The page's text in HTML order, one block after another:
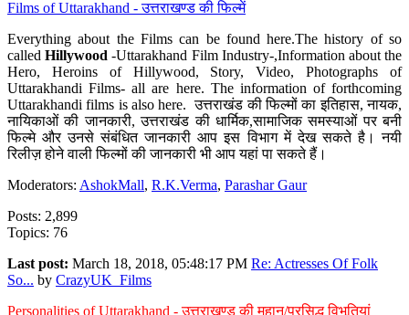
Films of Uttarakhand - उत्तराखण्ड की फिल्में
Everything about the Films can be found here.The history of so
calledHillywood-Uttarakhand Film Industry-,Information about the
Hero, Heroins of Hillywood, Story, Video, Photographs of
Uttarakhandi Films- all are here. The information of forthcoming
Uttarakhandi films is also here. उत्तराखंड की फिल्मों का इतिहास, नायक,
नायिकाओं की जानकारी, उत्तराखंड की धार्मिक,सामाजिक समस्याओं पर बनी
फिल्मे और उनसे संबंधित जानकारी आप इस विभाग में देख सकते है। नयी
रिलीज़ होने वाली फिल्मों की जानकारी भी आप यहां पा सकते हैं।
Moderators: AshokMall, R.K.Verma, Parashar Gaur
Posts: 2,899
Topics: 76
Last post: March 18, 2018, 05:48:17 PM Re: Actresses Of Folk
So... by CrazyUK_Films
Personalities of Uttarakhand - उत्तराखण्ड की महान/प्रसिद्ध विभूतियां